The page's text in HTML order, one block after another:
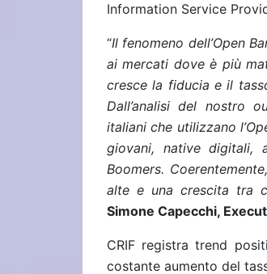
Information Service
“Il fenomeno dell’Open
ai mercati dove è più
cresce la fiducia e il
Dall’analisi del nostro
italiani che utilizzano
giovani, native digitali,
Boomers.
alte e una crescita tra
Simone Capecchi,
CRIF registra trend
costante aumento del